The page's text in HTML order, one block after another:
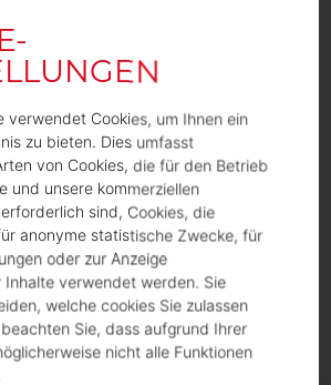
DURCH
BEI
allen Sparten der
steigen teils drastisch. Wie Sie
Strategie mehr Wettbewerb
, vor 4 Jahren
verwendet Cookies, um Ihnen ein
zu bieten. Dies umfasst
von Cookies, die für den Betrieb
und unsere kommerziellen
sind, Cookies, die
anonyme statistische Zwecke, für
oder zur Anzeige
Inhalte verwendet werden. Sie
welche cookies Sie zulassen
Sie, dass aufgrund Ihrer
nicht alle Funktionen